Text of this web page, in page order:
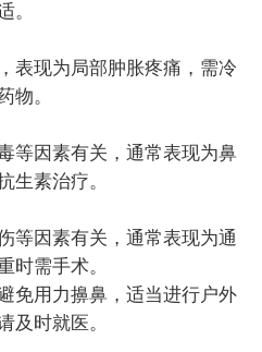
。
表现为局部肿胀疼痛，需冷
物。
等因素有关，通常表现为鼻
生素治疗。
等因素有关，通常表现为通
时需手术。
免用力擤鼻，适当进行户外
及时就医。